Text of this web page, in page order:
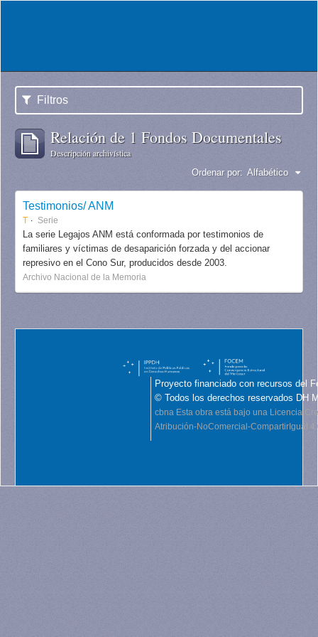
Filtros
Relación de 1 Fondos Documentales
Descripción archivística
Ordenar por: Alfabético
Testimonios/ ANM
T Serie
La serie Legajos ANM está conformada por testimonios de
familiares y víctimas de desaparición forzada y del accionar
represivo en el Cono Sur, producidos desde 2003.
Archivo Nacional de la Memoria
Proyecto financiado con recursos del
© Todos los derechos reservados DH
cbna Esta obra está bajo una Licencia
Atribución-NoComercial-CompartirIgual